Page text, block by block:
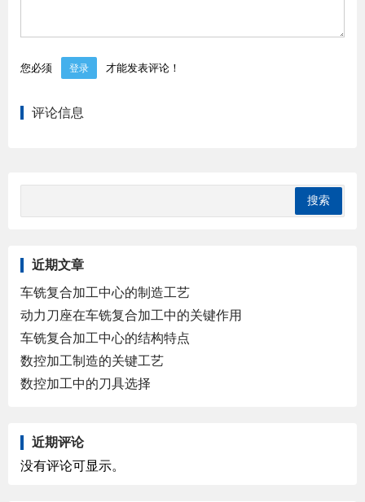
您必须 登录 才能发表评论！
评论信息
近期文章
车铣复合加工中心的制造工艺
动力刀座在车铣复合加工中的关键作用
车铣复合加工中心的结构特点
数控加工制造的关键工艺
数控加工中的刀具选择
近期评论
没有评论可显示。